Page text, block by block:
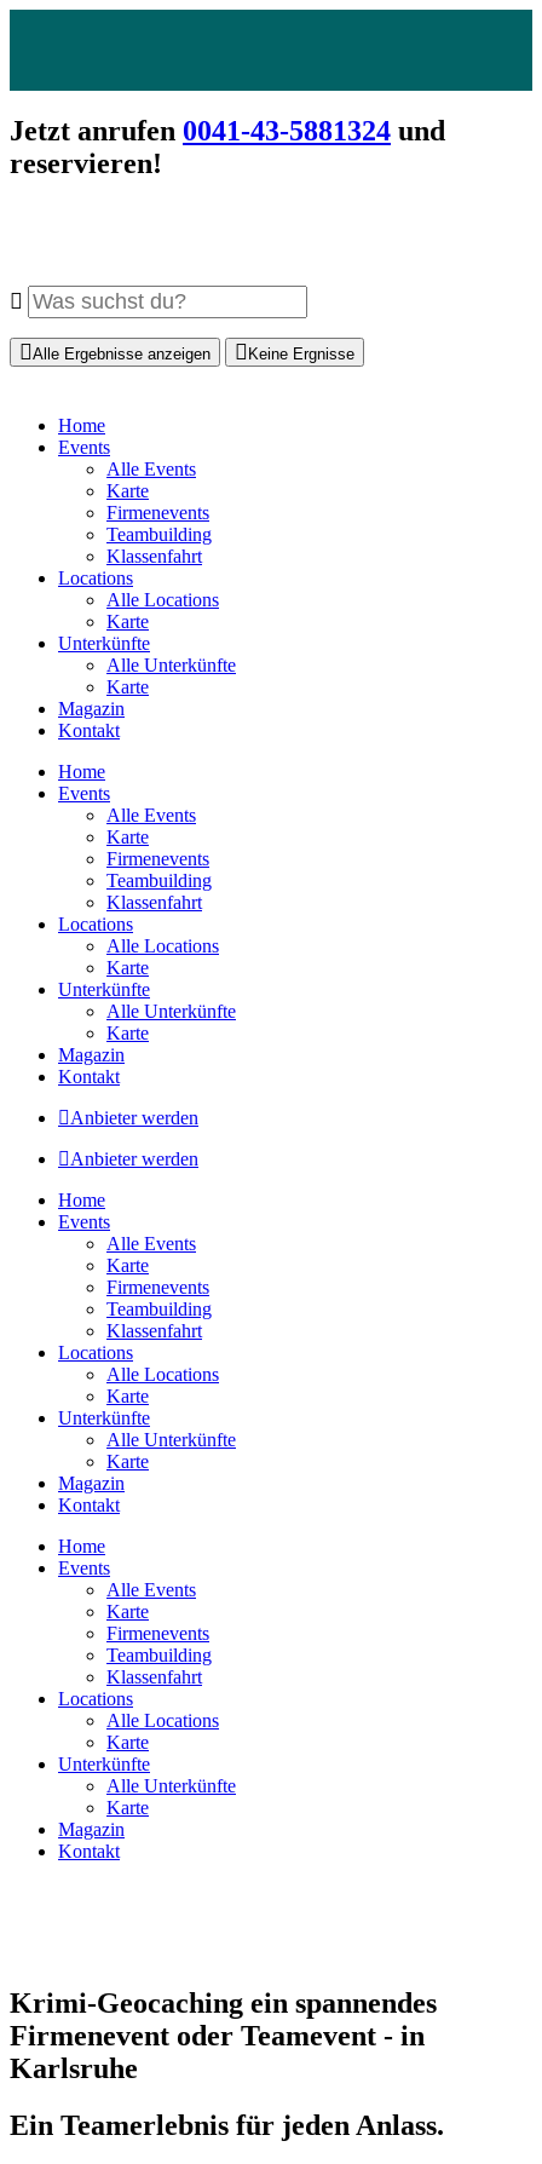
Jetzt anrufen 0041-43-5881324 und
reservieren!
Alle Ergebnisse anzeigen Keine Ergnisse
Home
Events
Alle Events
Karte
Firmenevents
Teambuilding
Klassenfahrt
Locations
Alle Locations
Karte
Unterkünfte
Alle Unterkünfte
Karte
Magazin
Kontakt
Home
Events
Alle Events
Karte
Firmenevents
Teambuilding
Klassenfahrt
Locations
Alle Locations
Karte
Unterkünfte
Alle Unterkünfte
Karte
Magazin
Kontakt
Anbieter werden
Anbieter werden
Home
Events
Alle Events
Karte
Firmenevents
Teambuilding
Klassenfahrt
Locations
Alle Locations
Karte
Unterkünfte
Alle Unterkünfte
Karte
Magazin
Kontakt
Home
Events
Alle Events
Karte
Firmenevents
Teambuilding
Klassenfahrt
Locations
Alle Locations
Karte
Unterkünfte
Alle Unterkünfte
Karte
Magazin
Kontakt
Krimi-Geocaching ein spannendes
Firmenevent oder Teamevent - in
Karlsruhe
Ein Teamerlebnis für jeden Anlass.